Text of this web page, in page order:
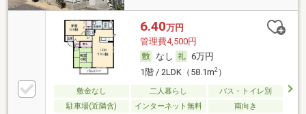
6.40万円
管理費4,500円
なし
6万円
1階 / 2LDK（58.1m2）
敷金なし 二人暮らし
バス・トイレ別
駐車場(近隣含)
インターネット無料 南向き